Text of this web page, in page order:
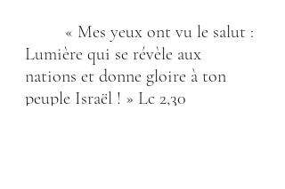
« Mes yeux ont vu le salut :
Lumière qui se révèle aux
nations et donne gloire à ton
peuple Israël ! » Lc 2,30